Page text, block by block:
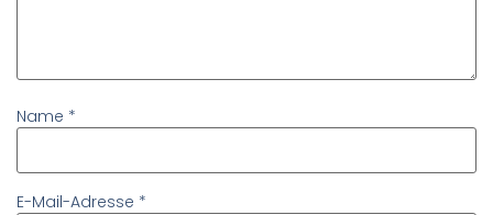
Name *
E-Mail-Adresse *